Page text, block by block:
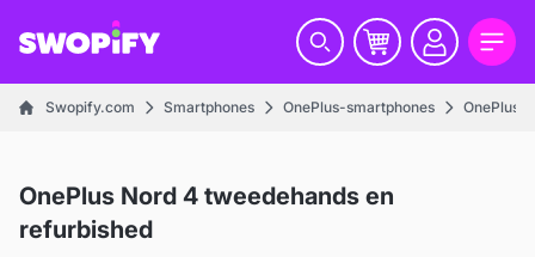
Swopify.com Smartphones OnePlus-smartphones OnePlus
OnePlus Nord 4 tweedehands en
refurbished